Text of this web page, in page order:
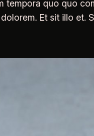
tempora quo quo
Et sit illo et.